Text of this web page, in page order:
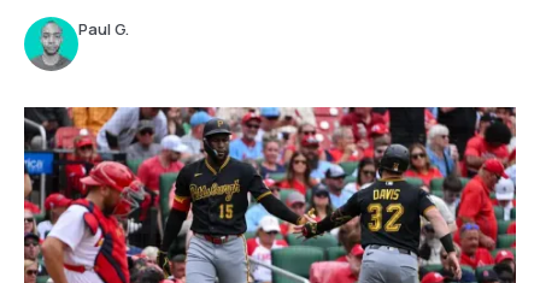
Paul G.